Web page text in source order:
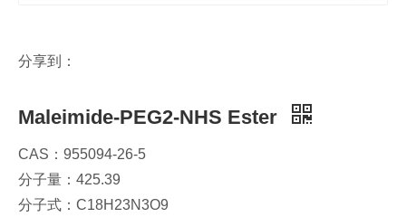
分享到：
Maleimide-PEG2-NHS Ester
CAS：955094-26-5
分子量：425.39
分子式：C18H23N3O9